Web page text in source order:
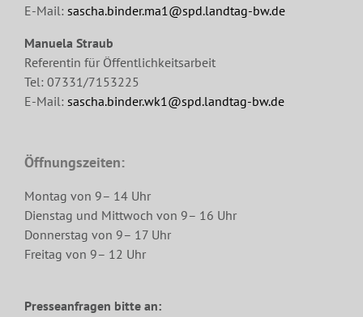
E-Mail: sascha.binder.ma1@spd.landtag-bw.de
Manuela Straub
Referentin für Öffentlichkeitsarbeit
Tel: 07331/7153225
E-Mail: sascha.binder.wk1@spd.landtag-bw.de
Öffnungszeiten:
Montag von 9– 14 Uhr
Dienstag und Mittwoch von 9– 16 Uhr
Donnerstag von 9– 17 Uhr
Freitag von 9– 12 Uhr
Presseanfragen bitte an: